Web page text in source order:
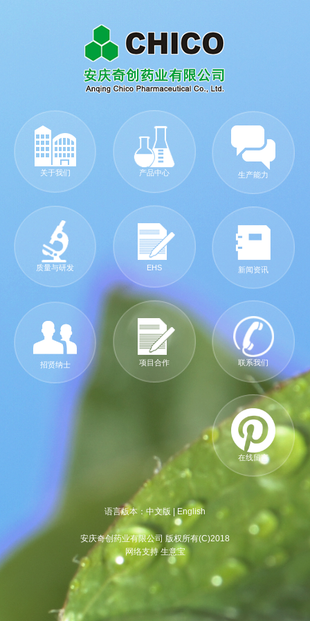
关于我们 产品中心 生产能力
质量与研发 EHS 新闻资讯
招贤纳士 项目合作 联系我们
在线留言
语言版本：中文版 English
安庆奇创药业有限公司 版权所有(C)2018
网络支持 生意宝